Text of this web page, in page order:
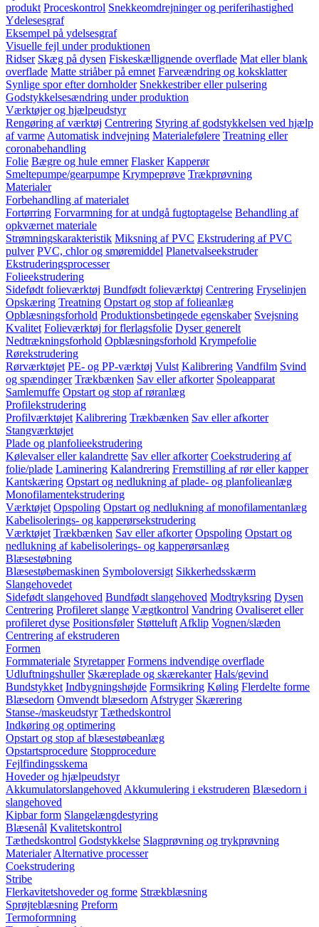
produkt Proceskontrol Snekkeomdrejninger og periferihastighed
Ydelesesgraf
Eksempel på ydelsesgraf
Visuelle fejl under produktionen
Ridser Skæg på dysen Fiskeskællignende overflade Mat eller blank
overflade Matte striåber på emnet Farveændring og koksklatter
Synlige spor efter dornholder Snekkestriber eller pulsering
Godstykkelsesændring under produktion
Værktøjer og hjælpeudstyr
Rengøring af værktøj Centrering Styring af godstykkelsen ved hjælp
af varme Automatisk indvejning Materialefølere Treatning eller
coronabehandling
Folie Bægre og hule emner Flasker Kapperør
Smeltepumpe/gearpumpe Krympeprøve Trækprøvning
Materialer
Forbehandling af materialet
Fortørring Forvarmning for at undgå fugtoptagelse Behandling af
opkværnet materiale
Strømningskarakteristik Miksning af PVC Ekstrudering af PVC
pulver PVC, chlor og smøremiddel Planetvalseekstruder
Ekstruderingsprocesser
Folieekstrudering
Sidefødt folieværktøj Bundfødt folieværktøj Centrering Fryselinjen
Opskæring Treatning Opstart og stop af folieanlæg
Opblæsningsforhold Produktionsbetingede egenskaber Svejsning
Kvalitet Folieværktøj for flerlagsfolie Dyser generelt
Nedtrækningsforhold Opblæsningsforhold Krympefolie
Rørekstrudering
Rørværktøjet PE- og PP-værktøj Vulst Kalibrering Vandfilm Svind
og spændinger Trækbænken Sav eller afkorter Spoleapparat
Samlemuffe Opstart og stop af røranlæg
Profilekstrudering
Profilværktøjet Kalibrering Trækbænken Sav eller afkorter
Stangværktøjet
Plade og planfolieekstrudering
Kølevalser eller kalandrette Sav eller afkorter Coekstrudering af
folie/plade Laminering Kalandrering Fremstilling af rør eller kapper
Kantskæring Opstart og nedlukning af plade- og planfolieanlæg
Monofilamentekstrudering
Værktøjet Opspoling Opstart og nedlukning af monofilamentanlæg
Kabelisolerings- og kapperørsekstrudering
Værktøjet Trækbænken Sav eller afkorter Opspoling Opstart og
nedlukning af kabelisolerings- og kapperørsanlæg
Blæsestøbning
Blæsestøbemaskinen Symboloversigt Sikkerhedsskærm
Slangehovedet
Sidefødt slangehoved Bundfødt slangehoved Modtryksring Dysen
Centrering Profileret slange Vægtkontrol Vandring Ovaliseret eller
profileret dyse Positionsføler Støtteluft Afklip Vognen/slæden
Centrering af ekstruderen
Formen
Formmateriale Styretapper Formens indvendige overflade
Udluftningshuller Skæreplade og skærekanter Hals/gevind
Bundstykket Indbygningshøjde Formsikring Køling Flerdelte forme
Blæsedorn Omvendt blæsedorn Afstryger Skærering
Stanse-/maskeudstyr Tæthedskontrol
Indkøring og optimering
Opstart og stop af blæsestøbeanlæg
Opstartsprocedure Stopprocedure
Fejlfindingsskema
Hoveder og hjælpeudstyr
Akkumulatorslangehoved Akkumulering i ekstruderen Blæsedorn i
slangehoved
Kipbar form Slangelængdestyring
Blæsenål Kvalitetskontrol
Tæthedskontrol Godstykkelse Slagprøvning og trykprøvning
Materialer Alternative processer
Coekstrudering
Stribe
Flerkavitetshoveder og forme Strækblæsning
Sprøjteblæsning Preform
Termoformning